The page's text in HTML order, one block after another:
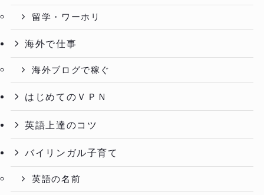
留学・ワーホリ
海外で仕事
海外ブログで稼ぐ
はじめてのＶＰＮ
英語上達のコツ
バイリンガル子育て
英語の名前